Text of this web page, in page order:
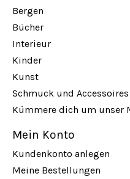
Bergen
Bücher
Interieur
Kinder
Kunst
Schmuck und Accessoires
Kümmere dich um unser
Mein Konto
Kundenkonto anlegen
Meine Bestellungen